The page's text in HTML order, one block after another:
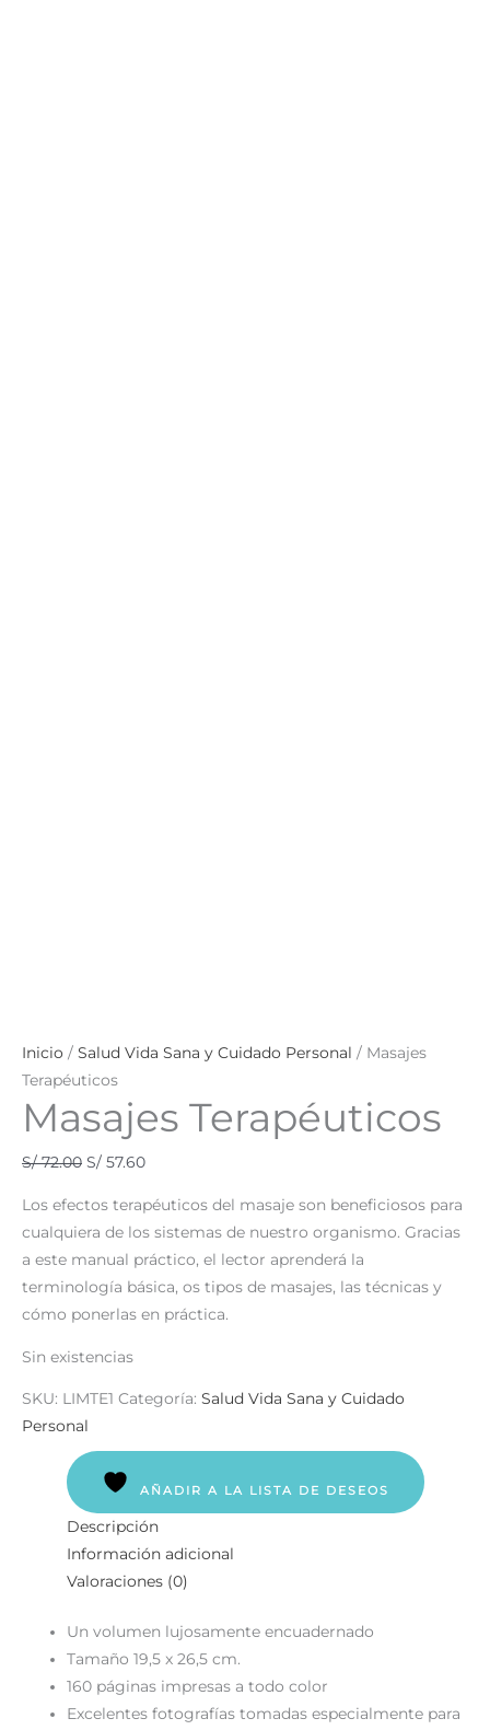
Inicio / Salud Vida Sana y Cuidado Personal / Masajes
Terapéuticos
Masajes Terapéuticos
S/72.00 S/ 57.60
Los efectos terapéuticos del masaje son beneficiosos para
cualquiera de los sistemas de nuestro organismo. Gracias
a este manual práctico, el lector aprenderá la
terminología básica, os tipos de masajes, las técnicas y
cómo ponerlas en práctica.
Sin existencias
SKU: LIMTE1 Categoría: Salud Vida Sana y Cuidado
Personal
AÑADIR A LA LISTA DE DESEOS
Descripción
Información adicional
Valoraciones (0)
Un volumen lujosamente encuadernado
Tamaño 19,5 x 26,5 cm.
160 páginas impresas a todo color
Excelentes fotografías tomadas especialmente para